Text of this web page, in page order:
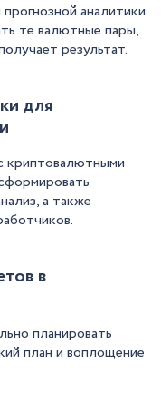
аналитики
те валютные пары,
результат.
для
криптовалютными
а также
в
планировать
план и воплощение